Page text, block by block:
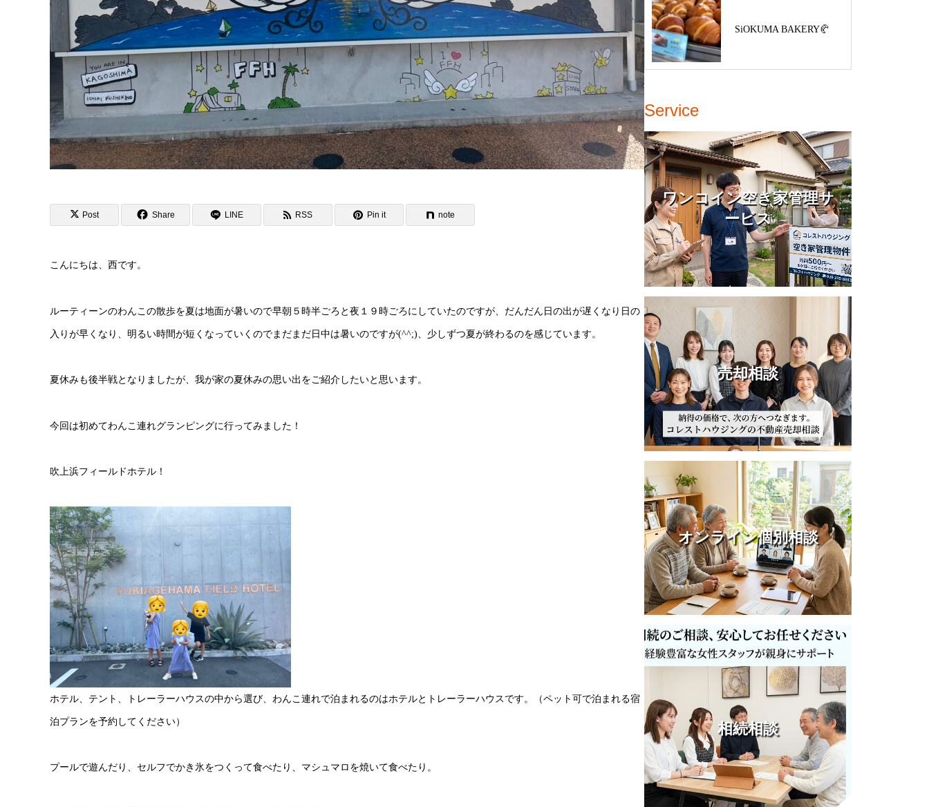
Post Share LINE RSS Pin it note
こんにちは、西です。
ルーティーンのわんこの散歩を夏は地面が暑いので早朝５時半ごろと夜１９時ごろにしていたのですが、だんだん日の出が遅くなり日の
入りが早くなり、明るい時間が短くなっていくのでまだまだ日中は暑いのですが(^^;)、少しずつ夏が終わるのを感じています。
夏休みも後半戦となりましたが、我が家の夏休みの思い出をご紹介したいと思います。
今回は初めてわんこ連れグランピングに行ってみました！
吹上浜フィールドホテル！
ホテル、テント、トレーラーハウスの中から選び、わんこ連れで泊まれるのはホテルとトレーラーハウスです。（ペット可で泊まれる宿
泊プランを予約してください）
プールで遊んだり、セルフでかき氷をつくって食べたり、マシュマロを焼いて食べたり。
SiOKUMA BAKERY🥐
Service
ワンコイン空き家管理サ
ービス
売却相談
オンライン個別相談
相続相談